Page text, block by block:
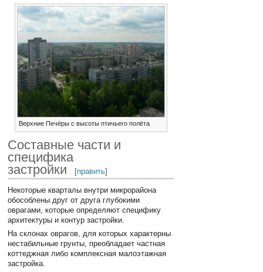
Верхние Печёры с высоты птичьего полёта
Составные части и
специфика
застройки
[править]
Некоторые кварталы внутри микрорайона
обособлены друг от друга глубокими
оврагами, которые определяют специфику
архитектуры и контур застройки.
На склонах оврагов, для которых характерны
нестабильные грунты, преобладает частная
коттеджная либо комплексная малоэтажная
застройка.